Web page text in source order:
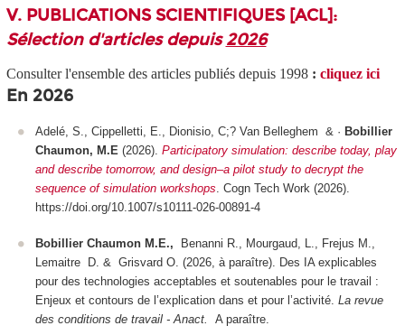
V. PUBLICATIONS SCIENTIFIQUES [ACL]:
Sélection d'articles depuis2026
Consulter l'ensemble des articles publiés depuis 1998 : cliquez ici
En 2026
Adelé, S., Cippelletti, E., Dionisio, C;? Van Belleghem & · Bobillier
Chaumon, M.E (2026) Participatory simulation: describe today, play
and describe tomorrow, and design–a pilot study to decrypt the
sequence of simulation workshops Cogn Tech Work (2026).
https://doi.org/10.1007/s10111-026-00891-4
Bobillier Chaumon M.E., Benanni R., Mourgaud, L., Frejus M.,
Lemaitre D. & Grisvard O. (2026, à paraître). Des IA explicables
pour des technologies acceptables et soutenables pour le travail :
Enjeux et contours de l’explication dans et pour l’activité. La revue
des conditions de travail - Anact. A paraître.